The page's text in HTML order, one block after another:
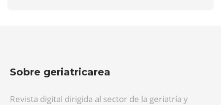
Sobre geriatricarea
Revista digital dirigida al sector de la geriatría y